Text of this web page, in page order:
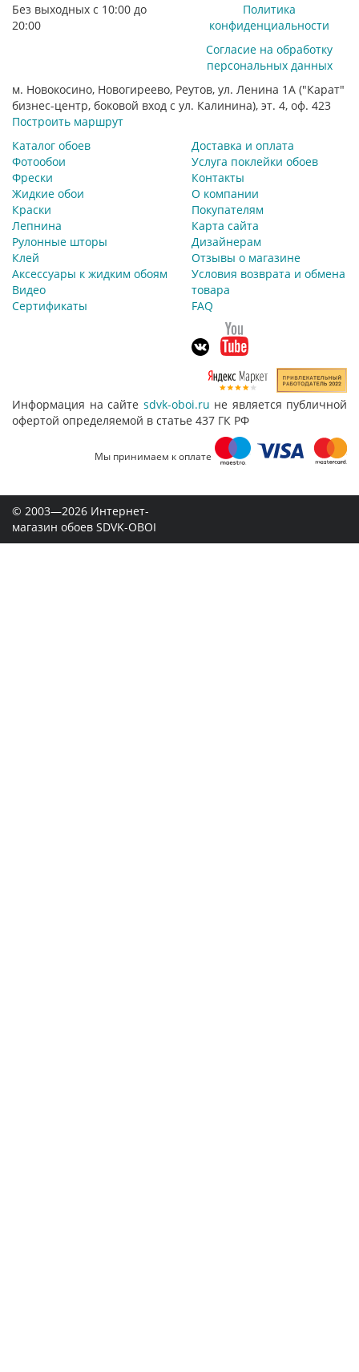
Без выходных с 10:00 до
20:00
Политика
конфиденциальности
Согласие на обработку
персональных данных
м. Новокосино, Новогиреево, Реутов, ул. Ленина 1А ("Карат"
бизнес-центр, боковой вход с ул. Калинина), эт. 4, оф. 423
Построить маршрут
Каталог обоев
Фотообои
Фрески
Жидкие обои
Краски
Лепнина
Рулонные шторы
Клей
Аксессуары к жидким обоям
Видео
Сертификаты
Доставка и оплата
Услуга поклейки обоев
Контакты
О компании
Покупателям
Карта сайта
Дизайнерам
Отзывы о магазине
Условия возврата и обмена
товара
FAQ
Информация на сайте sdvk-oboi.ru не является публичной
офертой определяемой в статье 437 ГК РФ
Мы принимаем к оплате
© 2003—2026 Интернет-
магазин обоев SDVK-OBOI